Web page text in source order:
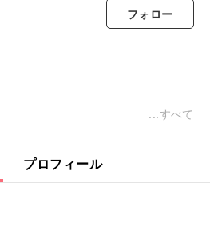
フォロー
すべて
プロフィール